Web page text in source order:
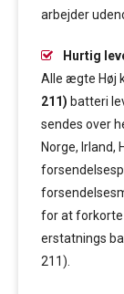
arbejder
Hurtig
Alle ægte Høj
211) batteri
sendes over
Norge, Irland,
for at forkorte
erstatnings
211).